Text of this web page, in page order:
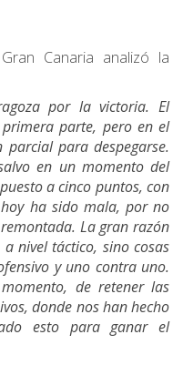
Canaria analizó la
por la victoria. El
parte, pero en el
para despegarse.
en un momento del
a cinco puntos, con
ha sido mala, por no
La gran razón
nivel táctico, sino cosas
y uno contra uno.
de retener las
donde nos han hecho
esto para ganar el